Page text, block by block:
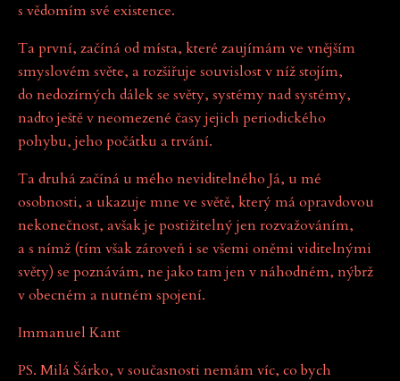
s vědomím své existence.
Ta první, začíná od místa, které zaujímám ve vnějším
smyslovém světe, a rozšiřuje souvislost v níž stojím,
do nedozírných dálek se světy, systémy nad systémy,
nadto ještě v neomezené časy jejich periodického
pohybu, jeho počátku a trvání.
Ta druhá začíná u mého neviditelného Já, u mé
osobnosti, a ukazuje mne ve světě, který má opravdovou
nekonečnost, avšak je postižitelný jen rozvažováním,
a s nímž (tím však zároveň i se všemi oněmi viditelnými
světy) se poznávám, ne jako tam jen v náhodném, nýbrž
v obecném a nutném spojení.
Immanuel Kant
PS. Milá Šárko, v současnosti nemám víc, co bych